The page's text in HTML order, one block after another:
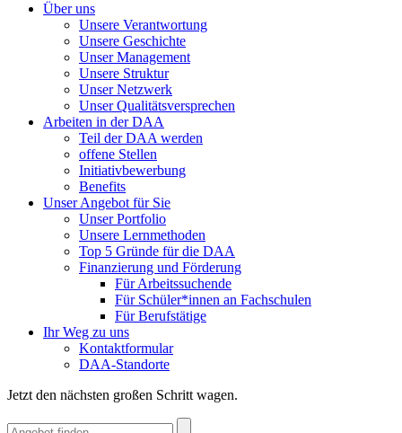
Über uns
Unsere Verantwortung
Unsere Geschichte
Unser Management
Unsere Struktur
Unser Netzwerk
Unser Qualitätsversprechen
Arbeiten in der DAA
Teil der DAA werden
offene Stellen
Initiativbewerbung
Benefits
Unser Angebot für Sie
Unser Portfolio
Unsere Lernmethoden
Top 5 Gründe für die DAA
Finanzierung und Förderung
Für Arbeitssuchende
Für Schüler*innen an Fachschulen
Für Berufstätige
Ihr Weg zu uns
Kontaktformular
DAA-Standorte
Jetzt den nächsten großen Schritt wagen.